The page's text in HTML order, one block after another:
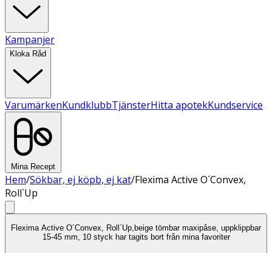
Kampanjer
Kloka Råd
VarumärkenKundklubbTjänsterHitta apotekKundservice
Mina Recept
Hem/Sökbar, ej köpb, ej kat/Flexima Active O´Convex,
Roll`Up
Flexima Active O´Convex, Roll`Up,beige tömbar maxipåse, uppklippbar
15-45 mm, 10 styck har tagits bort från mina favoriter